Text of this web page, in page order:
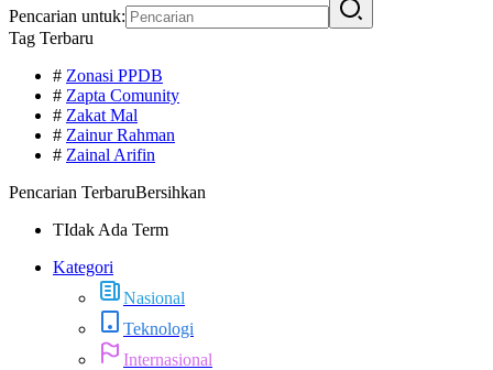
Pencarian untuk:
Tag Terbaru
# Zonasi PPDB
# Zapta Comunity
# Zakat Mal
# Zainur Rahman
# Zainal Arifin
Pencarian TerbaruBersihkan
TIdak Ada Term
Kategori
Nasional
Teknologi
Internasional